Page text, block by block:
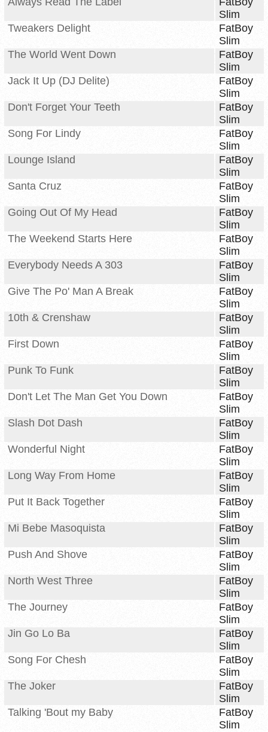
Slim
Tweakers Delight
FatBoy
Slim
The World Went Down
FatBoy
Slim
Jack It Up (DJ Delite)
FatBoy
Slim
Don't Forget Your Teeth
FatBoy
Slim
Song For Lindy
FatBoy
Slim
Lounge Island
FatBoy
Slim
Santa Cruz
FatBoy
Slim
Going Out Of My Head
FatBoy
Slim
The Weekend Starts Here
FatBoy
Slim
Everybody Needs A 303
FatBoy
Slim
Give The Po' Man A Break
FatBoy
Slim
10th & Crenshaw
FatBoy
Slim
First Down
FatBoy
Slim
Punk To Funk
FatBoy
Slim
Don't Let The Man Get You Down
FatBoy
Slim
Slash Dot Dash
FatBoy
Slim
Wonderful Night
FatBoy
Slim
Long Way From Home
FatBoy
Slim
Put It Back Together
FatBoy
Slim
Mi Bebe Masoquista
FatBoy
Slim
Push And Shove
FatBoy
Slim
North West Three
FatBoy
Slim
The Journey
FatBoy
Slim
Jin Go Lo Ba
FatBoy
Slim
Song For Chesh
FatBoy
Slim
The Joker
FatBoy
Slim
Talking 'Bout my Baby
FatBoy
Slim